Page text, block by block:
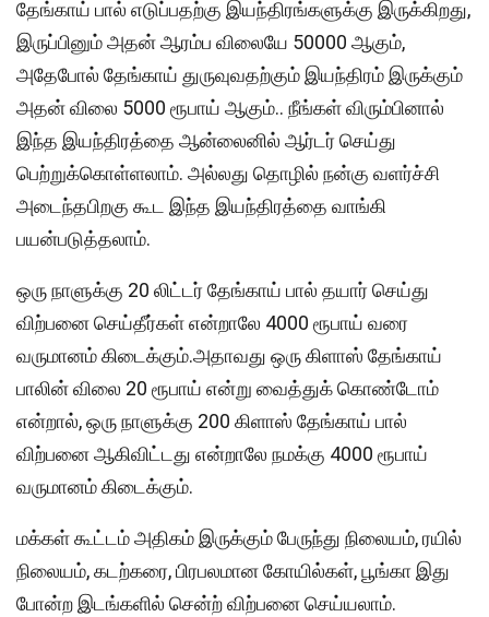
தேங்காய் பால் எடுப்பதற்கு இயந்திரங்களுக்கு இருக்கிறது,
இருப்பினும் அதன் ஆரம்ப விலையே 50000 ஆகும்,
அதேபோல் தேங்காய் துருவுவதற்கும் இயந்திரம் இருக்கும்
அதன் விலை 5000 ரூபாய் ஆகும்.. நீங்கள் விரும்பினால்
இந்த இயந்திரத்தை ஆன்லைனில் ஆர்டர் செய்து
பெற்றுக்கொள்ளலாம். அல்லது தொழில் நன்கு வளர்ச்சி
அடைந்தபிறகு கூட இந்த இயந்திரத்தை வாங்கி
பயன்படுத்தலாம்.
ஒரு நாளுக்கு 20 லிட்டர் தேங்காய் பால் தயார் செய்து
விற்பனை செய்தீர்கள் என்றாலே 4000 ரூபாய் வரை
வருமானம் கிடைக்கும்.அதாவது ஒரு கிளாஸ் தேங்காய்
பாலின் விலை 20 ரூபாய் என்று வைத்துக் கொண்டோம்
என்றால், ஒரு நாளுக்கு 200 கிளாஸ் தேங்காய் பால்
விற்பனை ஆகிவிட்டது என்றாலே நமக்கு 4000 ரூபாய்
வருமானம் கிடைக்கும்.
மக்கள் கூட்டம் அதிகம் இருக்கும் பேருந்து நிலையம், ரயில்
நிலையம், கடற்கரை, பிரபலமான கோயில்கள், பூங்கா இது
போன்ற இடங்களில் சென்ற் விற்பனை செய்யலாம்.